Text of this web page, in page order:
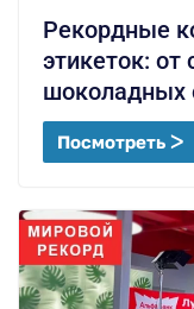
Рекордные
этикеток: от
шоколадных
Посмотреть ᐳ